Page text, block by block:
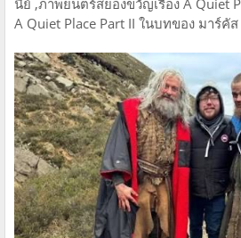
A Quiet Place Part II ในบทของ มาร์คั